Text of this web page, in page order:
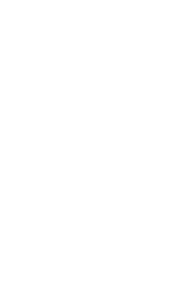
取引実績があります
ありません
設定した発送日数内に発送してい
発送しています